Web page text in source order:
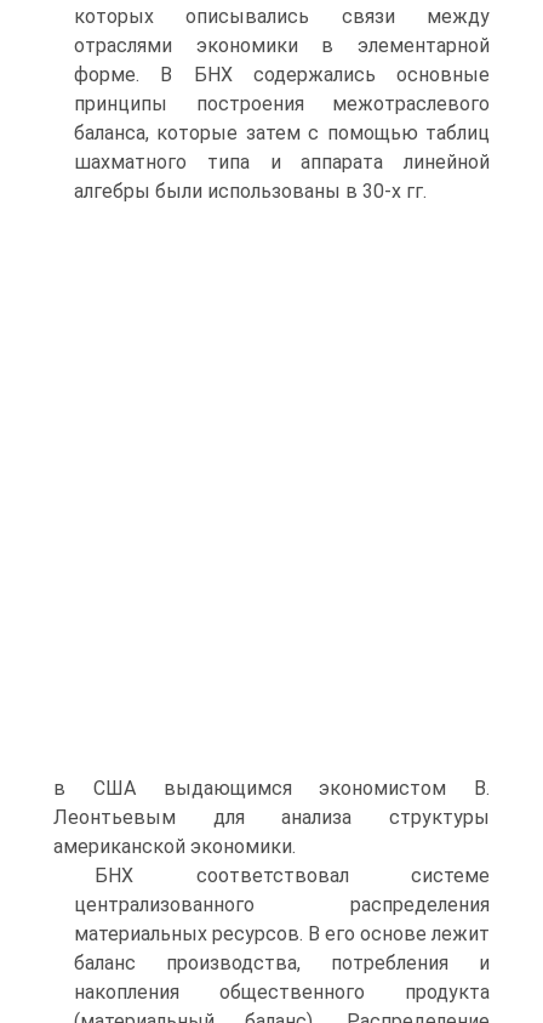
которых описывались связи между
отраслями экономики в элементарной
форме. В БНХ содержались основные
принципы построения межотраслевого
баланса, которые затем с помощью таблиц
шахматного типа и аппарата линейной
алгебры были использованы в 30-х гг.
в США выдающимся экономистом В.
Леонтьевым для анализа структуры
американской экономики.
БНХ соответствовал системе
централизованного распределения
материальных ресурсов. В его основе лежит
баланс производства, потребления и
накопления общественного продукта